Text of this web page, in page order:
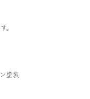
。
塗装